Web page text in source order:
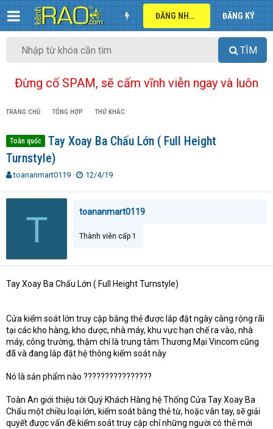
ĐĂNG NHẬP ĐĂNG KÝ
TÌM
Đừng cố SPAM, sẽ cấm vĩnh viễn ngay và luôn
TRANG CHỦ TỔNG HỢP THỨ KHÁC
Toàn quốc
Tay Xoay Ba Chấu Lớn ( Full Height
Turnstyle)
T
r
a
t
toananmart0119
N
y
i
12/4/19
T toananmart0119
Thành viên cấp 1
Tay Xoay Ba Chấu Lớn ( Full Height Turnstyle)
Cửa kiểm soát lớn truy cập bằng thẻ được lắp đặt ngày càng rộng rãi
tại các kho hàng, kho dược, nhà máy, khu vực hạn chế ra vào, nhà
máy, công trường, thậm chí là trung tâm Thương Mại Vincom cũng
đã và đang lắp đặt hệ thông kiếm soát này
Nó là sản phẩm nào ????????????????
Toàn An giới thiệu tới Quý Khách Hàng hệ Thống Cửa Tay Xoay Ba
Chấu một chiều loại lớn, kiểm soát bằng thẻ từ, hoặc vân tay, sẽ giải
quyết được vấn đề kiểm soát truy cập chỉ những người có thẻ mới